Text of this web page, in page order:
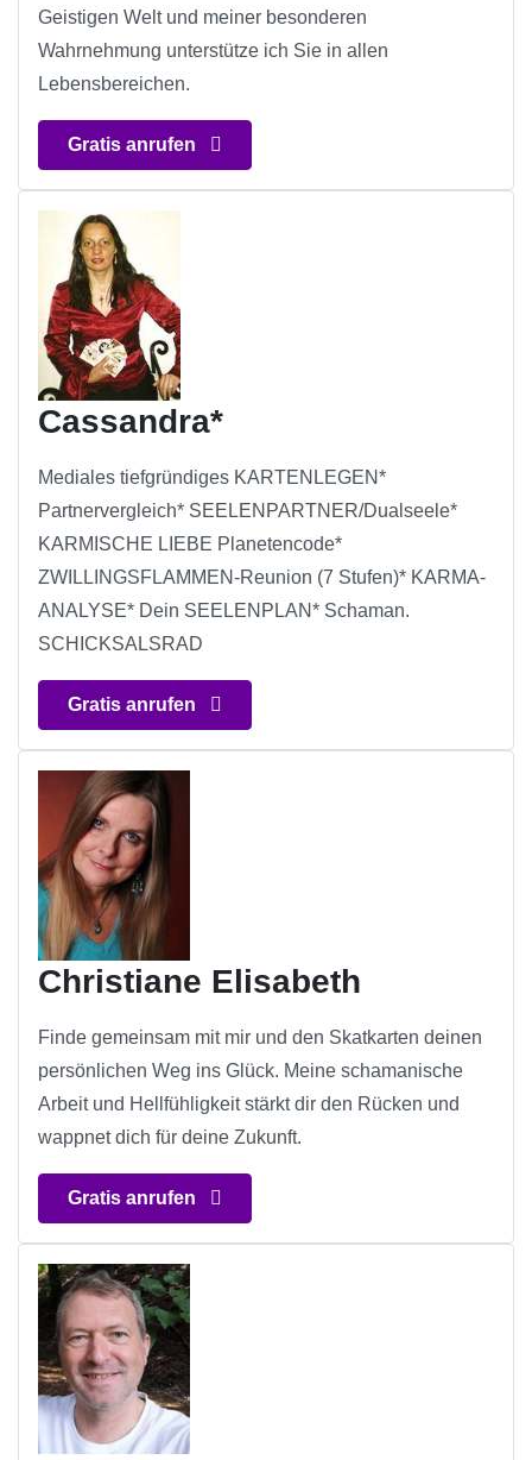
Geistigen Welt und meiner besonderen
Wahrnehmung unterstütze ich Sie in allen
Lebensbereichen.
Gratis anrufen
Cassandra*
Mediales tiefgründiges KARTENLEGEN*
Partnervergleich* SEELENPARTNER/Dualseele*
KARMISCHE LIEBE Planetencode*
ZWILLINGSFLAMMEN-Reunion (7 Stufen)* KARMA-
ANALYSE* Dein SEELENPLAN* Schaman.
SCHICKSALSRAD
Gratis anrufen
Christiane Elisabeth
Finde gemeinsam mit mir und den Skatkarten deinen
persönlichen Weg ins Glück. Meine schamanische
Arbeit und Hellfühligkeit stärkt dir den Rücken und
wappnet dich für deine Zukunft.
Gratis anrufen